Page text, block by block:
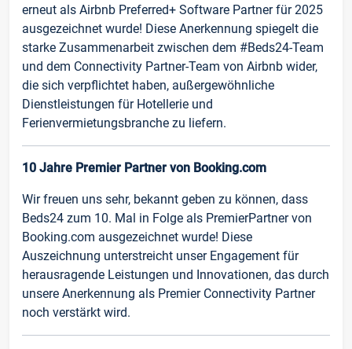
erneut als Airbnb Preferred+ Software Partner für 2025
ausgezeichnet wurde! Diese Anerkennung spiegelt die
starke Zusammenarbeit zwischen dem #Beds24-Team
und dem Connectivity Partner-Team von Airbnb wider,
die sich verpflichtet haben, außergewöhnliche
Dienstleistungen für Hotellerie und
Ferienvermietungsbranche zu liefern.
10 Jahre Premier Partner von Booking.com
Wir freuen uns sehr, bekannt geben zu können, dass
Beds24 zum 10. Mal in Folge als PremierPartner von
Booking.com ausgezeichnet wurde! Diese
Auszeichnung unterstreicht unser Engagement für
herausragende Leistungen und Innovationen, das durch
unsere Anerkennung als Premier Connectivity Partner
noch verstärkt wird.